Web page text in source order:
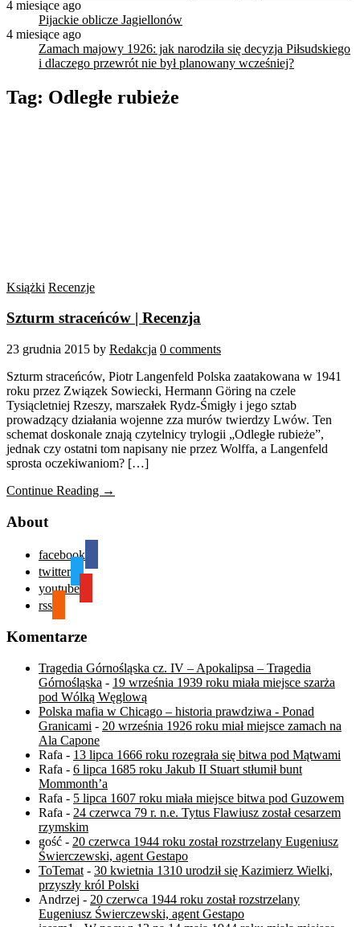
4 miesiące ago
Pijackie oblicze Jagiellonów
4 miesiące ago
Zamach majowy 1926: jak narodziła się decyzja Piłsudskiego
i dlaczego przewrót nie był planowany wcześniej?
Tag: Odległe rubieże
Książki Recenzje
Szturm straceńców | Recenzja
23 grudnia 2015 by Redakcja 0 comments
Szturm straceńców, Piotr Langenfeld Polska zaatakowana w 1941
roku przez Związek Sowiecki, Hermann Göring na czele
Tysiącletniej Rzeszy, marszałek Rydz-Śmigły i jego sztab
prowadzący działania wojenne zza murów twierdzy Lwów. Ten
schemat doskonale znają czytelnicy trylogii „Odległe rubieże”,
jednak czy ostatni tom napisany nie przez Wolffa, a Langenfeld
sprosta oczekiwaniom? […]
Continue Reading →
About
facebook
twitter
youtube
rss
Komentarze
Tragedia Górnośląska cz. IV – Apokalipsa – Tragedia
Górnośląska - 19 września 1939 roku miała miejsce szarża
pod Wólką Węglową
Polska mafia w Chicago – historia prawdziwa - Ponad
Granicami - 20 września 1926 roku miał miejsce zamach na
Ala Capone
Rafa - 13 lipca 1666 roku rozegrała się bitwa pod Mątwami
Rafa - 6 lipca 1685 roku Jakub II Stuart stłumił bunt
Mommonth’a
Rafa - 5 lipca 1607 roku miała miejsce bitwa pod Guzowem
Rafa - 24 czerwca 79 r. n.e. Tytus Flawiusz został cesarzem
rzymskim
gość - 20 czerwca 1944 roku został rozstrzelany Eugeniusz
Świerczewski, agent Gestapo
ToTemat - 30 kwietnia 1310 urodził się Kazimierz Wielki,
przyszły król Polski
Andrzej - 20 czerwca 1944 roku został rozstrzelany
Eugeniusz Świerczewski, agent Gestapo